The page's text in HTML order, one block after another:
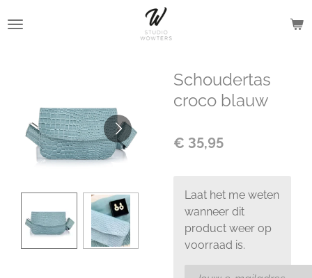
direct
Schoudertas
croco blauw
€ 35,95
Laat het me weten
wanneer dit
product weer op
voorraad is.